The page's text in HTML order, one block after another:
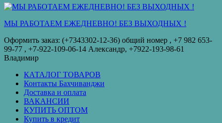
кредит
МЫ РАБОТАЕМ ЕЖЕДНЕВНО! БЕЗ ВЫХОДНЫХ !
Оформить заказ: (+7343302-12-36) общий номер , ‪+7 982 653-
99-77‬ , +7-922-109-06-14 Александр, +7922-193-98-61
Владимир
КАТАЛОГ ТОВАРОВ
Контакты Бахчиванджи
Доставка и оплата
ВАКАНСИИ
КУПИТЬ ОПТОМ
Купить в кредит